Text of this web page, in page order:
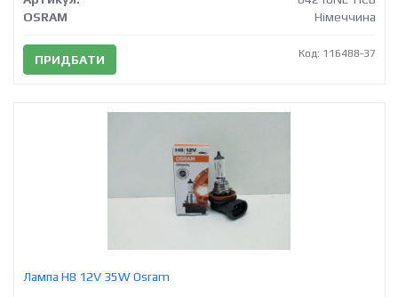
OSRAM
Німеччина
ПРИДБАТИ Код: 116488-37
Лампа H8 12V 35W Osram